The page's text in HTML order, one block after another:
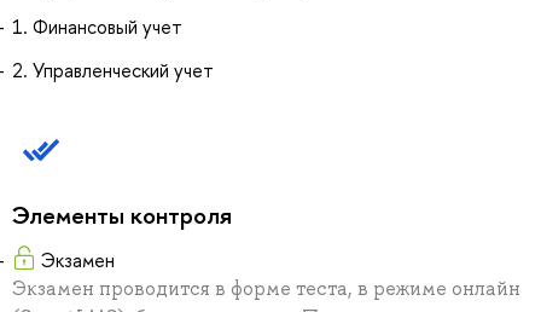
1. Финансовый учет
2. Управленческий учет
Элементы контроля
Экзамен
Экзамен проводится в форме теста, в режиме онлайн